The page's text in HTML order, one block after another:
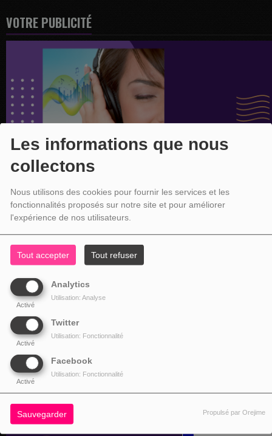
Les informations que nous
collectons
Nous utilisons des cookies pour fournir les services et les
fonctionnalités proposés sur notre site et pour améliorer
l'expérience de nos utilisateurs.
Tout accepter Tout refuser
Analytics
Activé
Utilisation: Analyse
Twitter
Activé
Utilisation: Fonctionnalité
Facebook
Activé
Utilisation: Fonctionnalité
Sauvegarder Propulsé par Orejime
VOTRE PUBLICITÉ